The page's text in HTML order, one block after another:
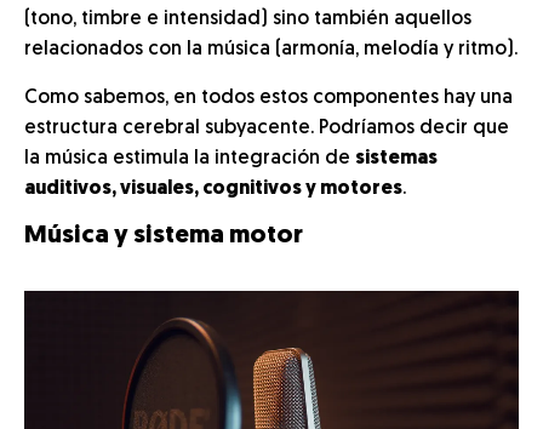
(tono, timbre e intensidad) sino también aquellos
relacionados con la música (armonía, melodía y ritmo).
Como sabemos, en todos estos componentes hay una
estructura cerebral subyacente. Podríamos decir que
la música estimula la integración de sistemas
auditivos, visuales, cognitivos y motores.
Música y sistema motor